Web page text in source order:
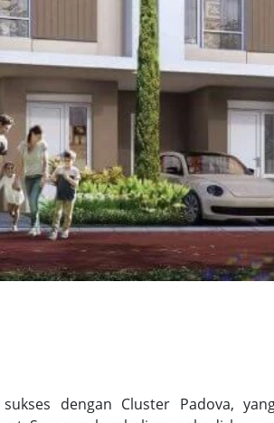
sukses dengan Cluster Padova,